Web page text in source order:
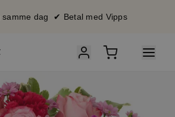
dag ✔ Betal med Vipps